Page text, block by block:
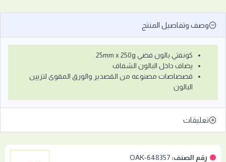
رقم الصنف: OAK-648357
وصف وتفاصيل المنتج
كونفتي بالون فضي 25mm x 250g
يضاف داخل البالون الشفاف
قصصاصات مصنوعه من القصدير والورق المقوى لتزيين
البالون
تعليقات